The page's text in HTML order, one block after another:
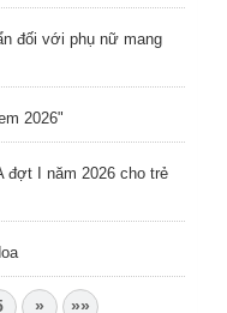
đối với phụ nữ mang
2026"
đợt I năm 2026 cho trẻ
» »»